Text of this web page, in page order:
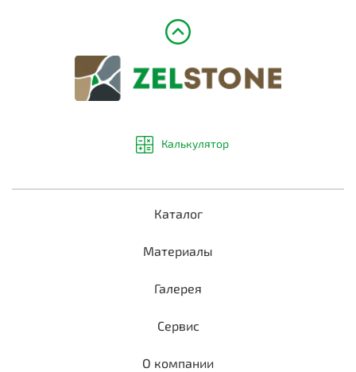
Каталог
Материалы
Галерея
Сервис
О компании
Калькулятор